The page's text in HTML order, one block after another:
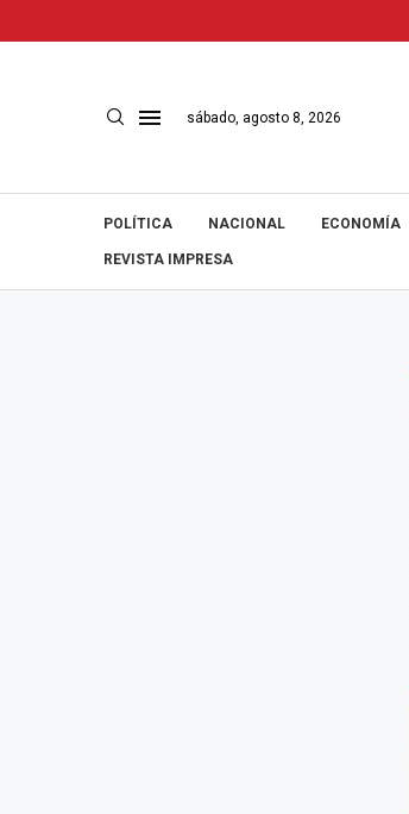
sábado, agosto 8, 2026
POLÍTICA NACIONAL ECONOMÍA
REVISTA IMPRESA